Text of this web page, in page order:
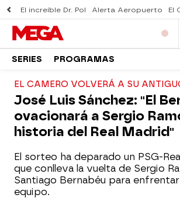
El increíble Dr. Pol Alerta Aeropuerto El
SERIES PROGRAMAS
EL CAMERO VOLVERÁ A SU
José Luis Sánchez: "El
ovacionará a Sergio
historia del Real Madrid"
El sorteo ha deparado un PSG-
que conlleva la vuelta de Sergio
Santiago Bernabéu para
equipo.